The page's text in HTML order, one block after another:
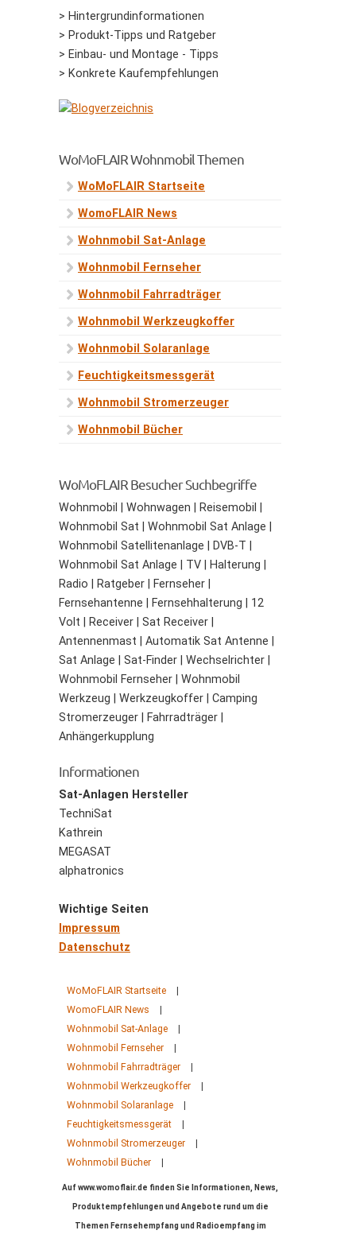
> Hintergrundinformationen
> Produkt-Tipps und Ratgeber
> Einbau- und Montage - Tipps
> Konkrete Kaufempfehlungen
WoMoFLAIR Wohnmobil Themen
WoMoFLAIR Startseite
WomoFLAIR News
Wohnmobil Sat-Anlage
Wohnmobil Fernseher
Wohnmobil Fahrradträger
Wohnmobil Werkzeugkoffer
Wohnmobil Solaranlage
Feuchtigkeitsmessgerät
Wohnmobil Stromerzeuger
Wohnmobil Bücher
WoMoFLAIR Besucher Suchbegriffe
Wohnmobil | Wohnwagen | Reisemobil |
Wohnmobil Sat | Wohnmobil Sat Anlage |
Wohnmobil Satellitenanlage | DVB-T |
Wohnmobil Sat Anlage | TV | Halterung |
Radio | Ratgeber | Fernseher |
Fernsehantenne | Fernsehhalterung | 12
Volt | Receiver | Sat Receiver |
Antennenmast | Automatik Sat Antenne |
Sat Anlage | Sat-Finder | Wechselrichter |
Wohnmobil Fernseher | Wohnmobil
Werkzeug | Werkzeugkoffer | Camping
Stromerzeuger | Fahrradträger |
Anhängerkupplung
Informationen
Sat-Anlagen Hersteller
TechniSat
Kathrein
MEGASAT
alphatronics
Wichtige Seiten
Impressum
Datenschutz
WoMoFLAIR Startseite
WomoFLAIR News
Wohnmobil Sat-Anlage
Wohnmobil Fernseher
Wohnmobil Fahrradträger
Wohnmobil Werkzeugkoffer
Wohnmobil Solaranlage
Feuchtigkeitsmessgerät
Wohnmobil Stromerzeuger
Wohnmobil Bücher
Auf www.womoflair.de finden Sie Informationen, News,
Produktempfehlungen und Angebote rund um die
Themen Fernsehempfang und Radioempfang im